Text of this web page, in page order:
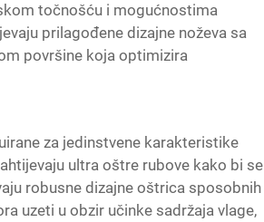
točnošću i mogućnostima
prilagođene dizajne noževa sa
površine koja optimizira
za jedinstvene karakteristike
ultra oštre rubove kako bi se
robusne dizajne oštrica sposobnih
uzeti u obzir učinke sadržaja vlage,